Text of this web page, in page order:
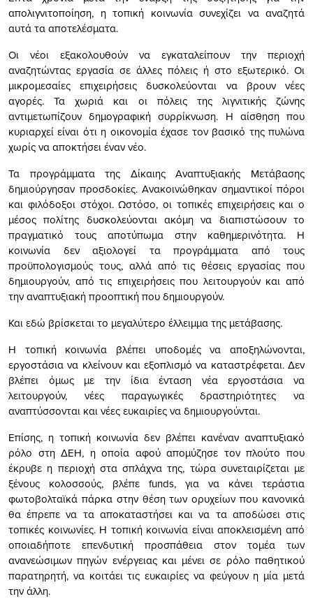
απολιγνιτοποίηση, η τοπική κοινωνία συνεχίζει να αναζητά
αυτά τα αποτελέσματα.
Οι νέοι εξακολουθούν να εγκαταλείπουν την περιοχή
αναζητώντας εργασία σε άλλες πόλεις ή στο εξωτερικό. Οι
μικρομεσαίες επιχειρήσεις δυσκολεύονται να βρουν νέες
αγορές. Τα χωριά και οι πόλεις της λιγνιτικής ζώνης
αντιμετωπίζουν δημογραφική συρρίκνωση. Η αίσθηση που
κυριαρχεί είναι ότι η οικονομία έχασε τον βασικό της πυλώνα
χωρίς να αποκτήσει έναν νέο.
Τα προγράμματα της Δίκαιης Αναπτυξιακής Μετάβασης
δημιούργησαν προσδοκίες. Ανακοινώθηκαν σημαντικοί πόροι
και φιλόδοξοι στόχοι. Ωστόσο, οι τοπικές επιχειρήσεις και ο
μέσος πολίτης δυσκολεύονται ακόμη να διαπιστώσουν το
πραγματικό τους αποτύπωμα στην καθημερινότητα. Η
κοινωνία δεν αξιολογεί τα προγράμματα από τους
προϋπολογισμούς τους, αλλά από τις θέσεις εργασίας που
δημιουργούν, από τις επιχειρήσεις που λειτουργούν και από
την αναπτυξιακή προοπτική που δημιουργούν.
Και εδώ βρίσκεται το μεγαλύτερο έλλειμμα της μετάβασης.
Η τοπική κοινωνία βλέπει υποδομές να αποξηλώνονται,
εργοστάσια να κλείνουν και εξοπλισμό να καταστρέφεται. Δεν
βλέπει όμως με την ίδια ένταση νέα εργοστάσια να
λειτουργούν, νέες παραγωγικές δραστηριότητες να
αναπτύσσονται και νέες ευκαιρίες να δημιουργούνται.
Επίσης, η τοπική κοινωνία δεν βλέπει κανέναν αναπτυξιακό
ρόλο στη ΔΕΗ, η οποία αφού απομύζησε τον πλούτο που
έκρυβε η περιοχή στα σπλάχνα της, τώρα συνεταιρίζεται με
ξένους κολοσσούς, βλέπε funds, για να κάνει τεράστια
φωτοβολταϊκά πάρκα στην θέση των ορυχείων που κανονικά
θα έπρεπε να τα αποκαταστήσει και να τα αποδώσει στις
τοπικές κοινωνίες. Η τοπική κοινωνία είναι αποκλεισμένη από
οποιαδήποτε επενδυτική προσπάθεια στον τομέα των
ανανεώσιμων πηγών ενέργειας και μένει σε ρόλο παθητικού
παρατηρητή, να κοιτάει τις ευκαιρίες να φεύγουν η μία μετά
την άλλη.